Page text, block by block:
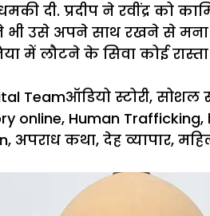
दी. प्रदीप ने रवींद्र को
भी उसे अपने साथ रखने से मना
में लौटने के सिवा कोई
TeamCategories
ऑडियो स्टोरी, सोशल
online, Human Trafficking,
, अपराध कथा, देह व्यापार,